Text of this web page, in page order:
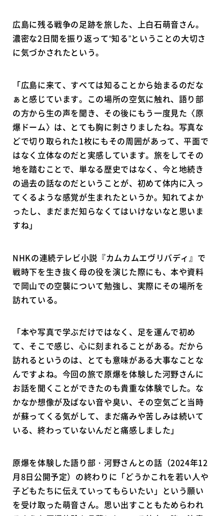
広島に残る戦争の足跡を旅した、上白石萌音さん。
濃密な2日間を振り返って“知る”ということの大切さ
に気づかされたという。
「広島に来て、すべては知ることから始まるのだな
ぁと感じています。この場所の空気に触れ、語り部
の方から生の声を聞き、その後にもう一度見た〈原
爆ドーム〉は、とても胸に刺さりましたね。写真な
どで切り取られた1枚にもその周囲があって、平面で
はなく立体なのだと実感しています。旅をしてその
地を踏むことで、単なる歴史ではなく、今と地続き
の過去の話なのだということが、初めて体内に入っ
てくるような感覚が生まれたというか。知れてよか
ったし、まだまだ知らなくてはいけないなと思いま
すね」
NHKの連続テレビ小説『カムカムエヴリバディ』で
戦時下を生き抜く母の役を演じた際にも、本や資料
で岡山での空襲について勉強し、実際にその場所を
訪れている。
「本や写真で学ぶだけではなく、足を運んで初め
て、そこで感じ、心に刻まれることがある。だから
訪れるというのは、とても意味がある大事なことな
んですよね。今回の旅で原爆を体験した河野さんに
お話を聞くことができたのも貴重な体験でした。な
かなか想像が及ばない音や臭い、その空気ごと当時
が蘇ってくる気がして、まだ痛みや苦しみは続いて
いる、終わっていないんだと痛感しました」
原爆を体験した語り部・河野さんとの話（2024年12
月8日公開予定）の終わりに「どうかこれを若い人や
子どもたちに伝えていってもらいたい」という願い
を受け取った萌音さん。思い出すこともためらわれ